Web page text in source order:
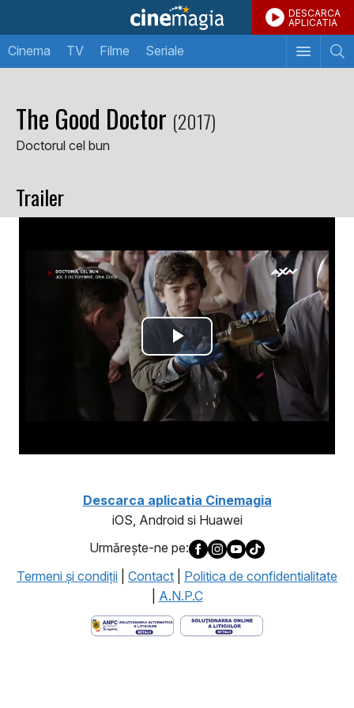
DESCARCA
APLICATIA
Cinema TV Filme Seriale
The Good Doctor (2017)
Doctorul cel bun
Trailer
Descarca aplicatia Cinemagia
iOS, Android si Huawei
Urmăreşte-ne pe:
Termeni şi condiţii
Contact
Politica de confidentialitate
A.N.P.C